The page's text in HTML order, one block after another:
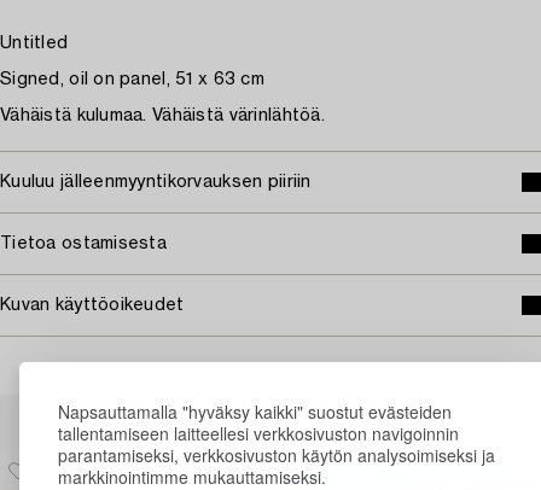
Napsauttamalla "hyväksy kaikki" suostut evästeiden
tallentamiseen laitteellesi verkkosivuston navigoinnin
parantamiseksi, verkkosivuston käytön analysoimiseksi ja
markkinointimme mukauttamiseksi.
Untitled
Signed, oil on panel, 51 x 63 cm
Vähäistä kulumaa. Vähäistä värinlähtöä.
Kuuluu jälleenmyyntikorvauksen piiriin
Tietoa ostamisesta
Kuvan käyttöoikeudet
Muiden katsomia kohteita